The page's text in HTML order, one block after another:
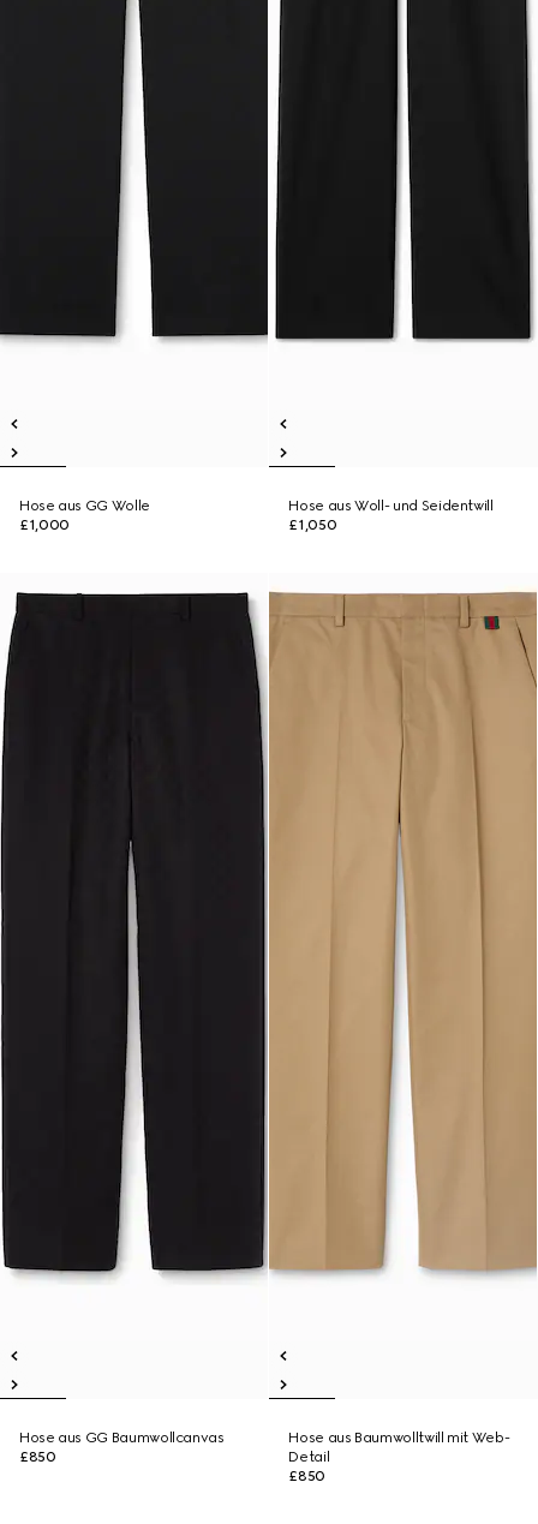
Hose aus GG Wolle
£1,000
Hose aus Woll- und Seidentwill
£1,050
Hose aus GG Baumwollcanvas
£850
Hose aus Baumwolltwill mit Web-
Detail
£850